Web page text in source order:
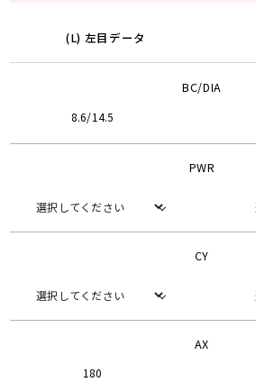
(L) 左目データ
BC/DIA
8.6/14.5
PWR
CY
AX
180